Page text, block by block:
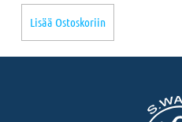
Lisää Ostoskoriin